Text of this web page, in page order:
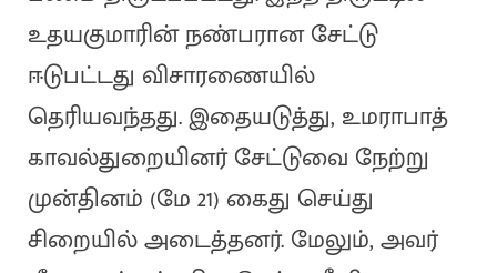
உதயகுமாரின் நண்பரான சேட்டு
ஈடுபட்டது விசாரணையில்
தெரியவந்தது. இதையடுத்து, உமராபாத்
காவல்துறையினர் சேட்டுவை நேற்று
முன்தினம் (மே 21) கைது செய்து
சிறையில் அடைத்தனர். மேலும், அவர்